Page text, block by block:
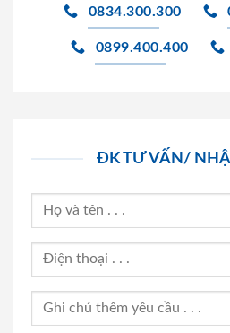
0834.300.300
0899.400.400
ĐK TƯ VẤN/